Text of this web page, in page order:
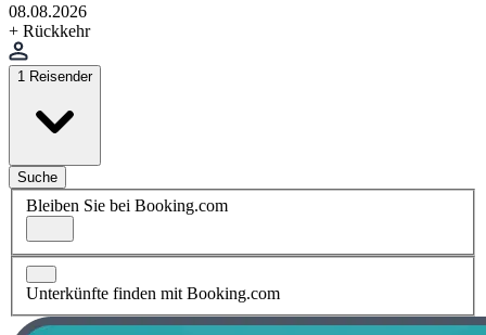
08.08.2026
+ Rückkehr
1 Reisender
Suche
Bleiben Sie bei Booking.com
Unterkünfte finden mit Booking.com